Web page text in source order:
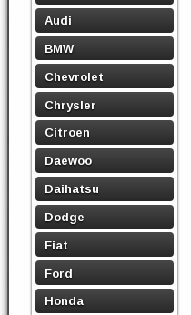
Audi
BMW
Chevrolet
Chrysler
Citroen
Daewoo
Daihatsu
Dodge
Fiat
Ford
Honda